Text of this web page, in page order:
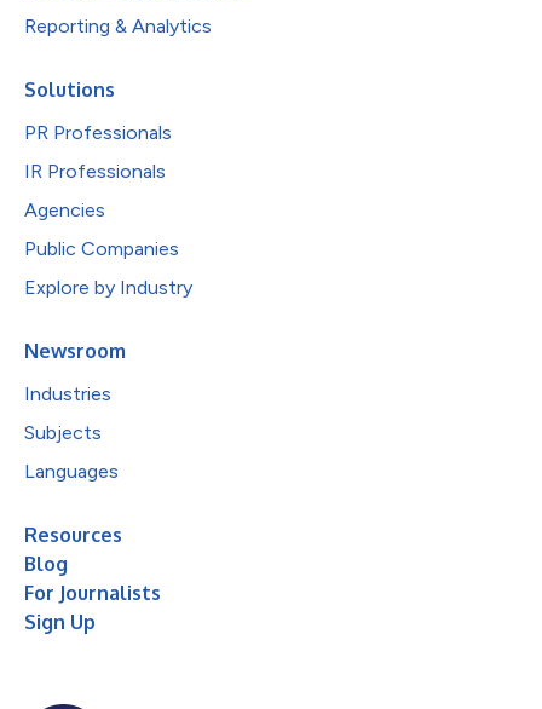
Reporting & Analytics
Solutions
PR Professionals
IR Professionals
Agencies
Public Companies
Explore by Industry
Newsroom
Industries
Subjects
Languages
Resources
Blog
For Journalists
Sign Up